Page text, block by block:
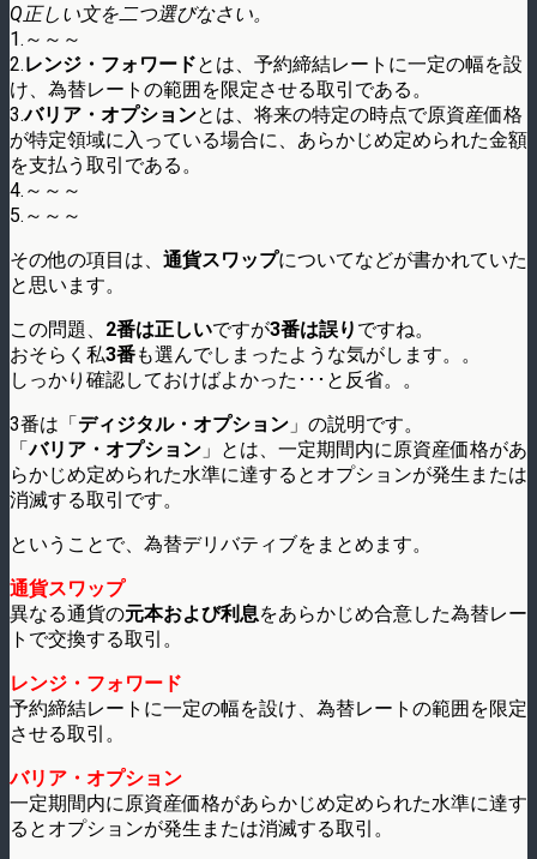
Q正しい文を二つ選びなさい。
1.～～～
2.レンジ・フォワードとは、予約締結レートに一定の幅を設
け、為替レートの範囲を限定させる取引である。
3.バリア・オプションとは、将来の特定の時点で原資産価格
が特定領域に入っている場合に、あらかじめ定められた金額
を支払う取引である。
4.～～～
5.～～～
その他の項目は、 通貨スワップについてなどが書かれていた
と思います。
この問題、 2番は正しいですが3番は誤り ですね。
おそらく私3番も選んでしまったような気がします。。
しっかり確認しておけばよかった･･･と反省。。
3番は「ディジタル・オプション 」の説明です。
「バリア・オプション 」とは、一定期間内に原資産価格があ
らかじめ定められた水準に達するとオプションが発生または
消滅する取引です。
ということで、為替デリバティブをまとめます。
通貨スワップ
異なる通貨の元本および利息をあらかじめ合意した為替レー
トで交換する取引。
レンジ・フォワード
予約締結レートに一定の幅を設け、為替レートの範囲を限定
させる取引。
バリア・オプション
一定期間内に原資産価格があらかじめ定められた水準に達す
るとオプションが発生または消滅する取引。